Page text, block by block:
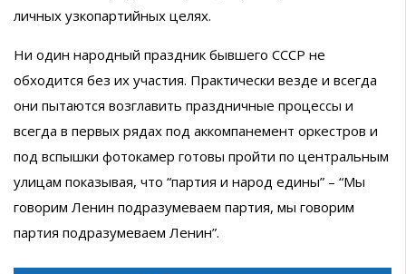
личных узкопартийных целях.
Ни один народный праздник бывшего СССР не
обходится без их участия. Практически везде и всегда
они пытаются возглавить праздничные процессы и
всегда в первых рядах под аккомпанемент оркестров и
под вспышки фотокамер готовы пройти по центральным
улицам показывая, что “партия и народ едины” – “Мы
говорим Ленин подразумеваем партия, мы говорим
партия подразумеваем Ленин”.